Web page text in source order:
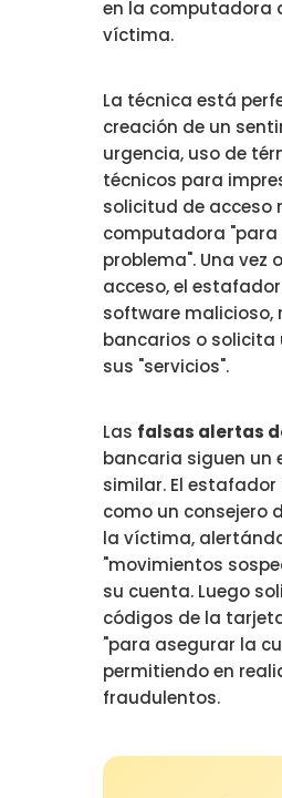
en la computadora
víctima.
La técnica está
creación de un
urgencia, uso de
técnicos para
solicitud de acceso
computadora "para
problema". Una vez
acceso, el
software malicioso,
bancarios o solicita
sus "servicios".
Las falsas alertas
bancaria siguen un
similar. El estafador
como un consejero
la víctima,
"movimientos
su cuenta. Luego
códigos de la
"para asegurar la
permitiendo en
fraudulentos.